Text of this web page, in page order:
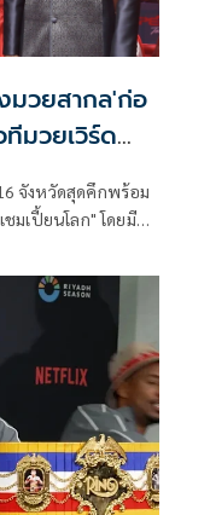
มวยสากล'ก่อ
มวยเวิร์ด
จังหวัดสุดคึกพร้อม
มเปี้ยนโลก" โดยมี
นประธานเปิดตัว ร่วม
รโมเตอร์มวยโลก
กรรมการบริหารวัน
มวยเวิร์ดสยาม สเต